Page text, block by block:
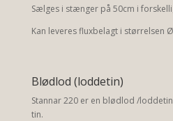
Sælges i stænger på 50cm i
Kan leveres fluxbelagt i størrelsen
Blødlod (loddetin)
Stannar 220 er en blødlod /
tin.